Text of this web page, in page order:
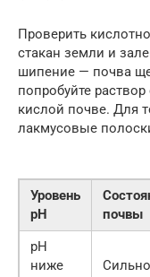
Проверить
стакан земли и
шипение — почва
попробуйте
кислой почве. Для
лакмусовые
Уровень
pH
почвы
pH
ниже